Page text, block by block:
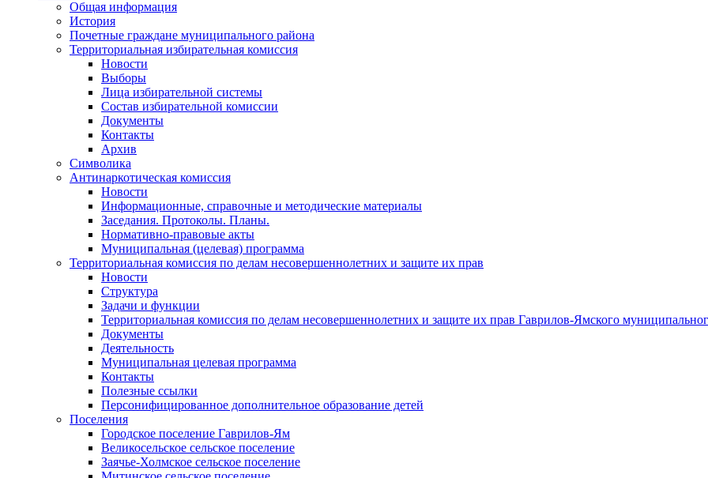
Общая информация
История
Почетные граждане муниципального района
Территориальная избирательная комиссия
Новости
Выборы
Лица избирательной системы
Состав избирательной комиссии
Документы
Контакты
Архив
Символика
Антинаркотическая комиссия
Новости
Информационные, справочные и методические материалы
Заседания. Протоколы. Планы.
Нормативно-правовые акты
Муниципальная (целевая) программа
Территориальная комиссия по делам несовершеннолетних и защите их прав
Новости
Структура
Задачи и функции
Территориальная комиссия по делам несовершеннолетних и защите их прав Гаврилов-Ямского
Документы
Деятельность
Муниципальная целевая программа
Контакты
Полезные ссылки
Персонифицированное дополнительное образование детей
Поселения
Городское поселение Гаврилов-Ям
Великосельское сельское поселение
Заячье-Холмское сельское поселение